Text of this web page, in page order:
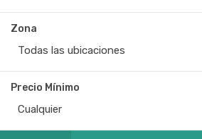
Zona
Todas las ubicaciones
Precio Mínimo
Cualquier